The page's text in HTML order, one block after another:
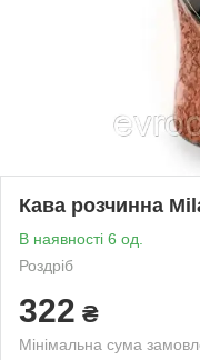
Кава розчинна
В наявності 6 од.
Роздріб
322 ₴
Мінімальна сума